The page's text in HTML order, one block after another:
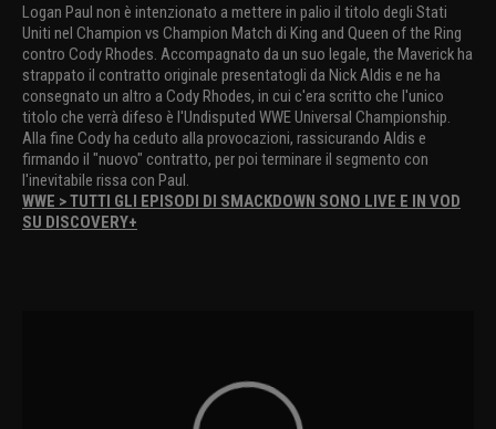
Logan Paul non è intenzionato a mettere in palio il titolo degli Stati
Uniti nel Champion vs Champion Match di King and Queen of the Ring
contro Cody Rhodes. Accompagnato da un suo legale, the Maverick ha
strappato il contratto originale presentatogli da Nick Aldis e ne ha
consegnato un altro a Cody Rhodes, in cui c'era scritto che l'unico
titolo che verrà difeso è l'Undisputed WWE Universal Championship.
Alla fine Cody ha ceduto alla provocazioni, rassicurando Aldis e
firmando il "nuovo" contratto, per poi terminare il segmento con
l'inevitabile rissa con Paul.
WWE > TUTTI GLI EPISODI DI SMACKDOWN SONO LIVE E IN VOD
SU DISCOVERY+